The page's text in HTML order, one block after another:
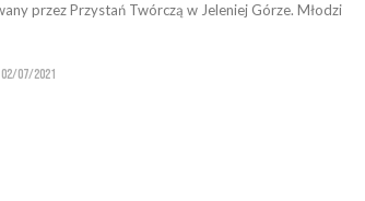
przez Przystań Twórczą w Jeleniej Górze. Młodzi
02/07/2021